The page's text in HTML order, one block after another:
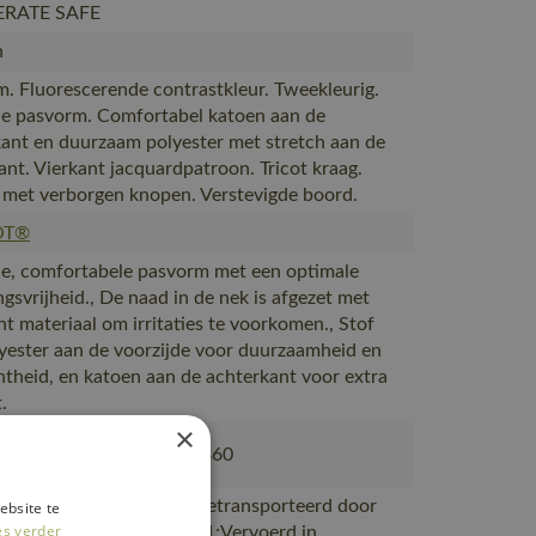
SAFE
Fluorescerende contrastkleur. Tweekleurig.
pasvorm. Comfortabel katoen aan de
en duurzaam polyester met stretch aan de
Vierkant jacquardpatroon. Tricot kraag.
verborgen knopen. Verstevigde boord.
comfortabele pasvorm met een optimale
De naad in de nek is afgezet met
materiaal om irritaties te voorkomen., Stof
aan de voorzijde voor duurzaamheid en
en katoen aan de achterkant voor extra
50602-010, 50143-860
naar magazijnen getransporteerd door
×
te
verder